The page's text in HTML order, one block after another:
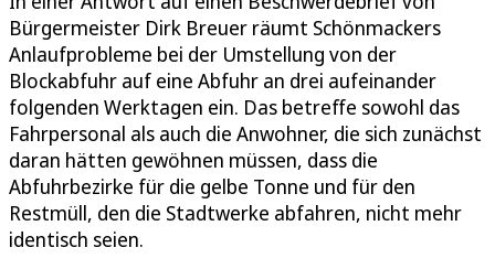
Bürgermeister Dirk Breuer räumt Schönmackers
Anlaufprobleme bei der Umstellung von der
Blockabfuhr auf eine Abfuhr an drei aufeinander
folgenden Werktagen ein. Das betreffe sowohl das
Fahrpersonal als auch die Anwohner, die sich zunächst
daran hätten gewöhnen müssen, dass die
Abfuhrbezirke für die gelbe Tonne und für den
Restmüll, den die Stadtwerke abfahren, nicht mehr
identisch seien.